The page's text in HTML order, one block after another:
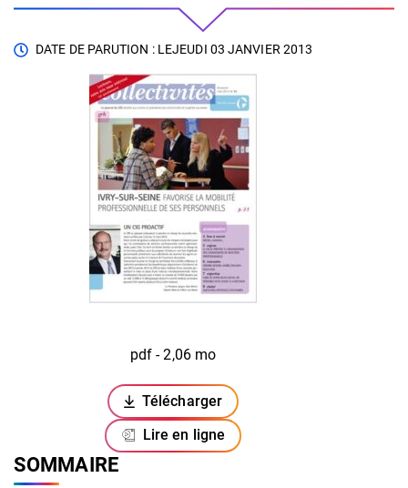
DATE DE PARUTION : LEJEUDI 03 JANVIER 2013
pdf - 2,06 mo
Télécharger
(ouverture dans un nouvel onglet)
Lire en ligne
SOMMAIRE